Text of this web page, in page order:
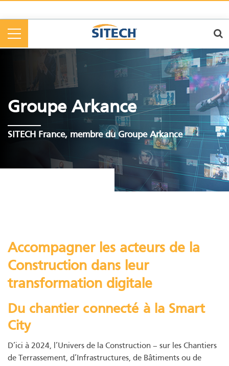
Groupe Arkance
SITECH France, membre du Groupe Arkance
Accompagner les acteurs de la
Construction dans leur
transformation digitale
Du chantier connecté à la Smart
City
D’ici à 2024, l’Univers de la Construction – sur les Chantiers
de Terrassement, d’Infrastructures, de Bâtiments ou de